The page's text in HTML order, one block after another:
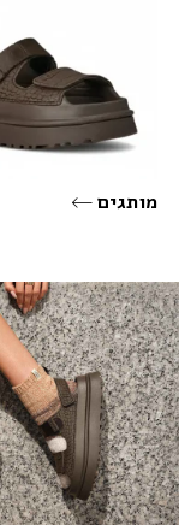
מותגים